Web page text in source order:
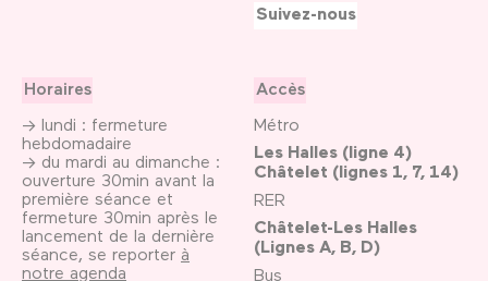
Horaires
→ lundi : fermeture
hebdomadaire
→ du mardi au dimanche :
ouverture 30min avant la
première séance et
fermeture 30min après le
lancement de la dernière
séance, se reporter à
notre agenda
Accès
Métro
Les Halles (ligne 4)
Châtelet (lignes 1, 7, 14)
RER
Châtelet-Les Halles
(Lignes A, B, D)
Bus
Suivez-nous